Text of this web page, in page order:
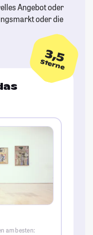
Angebot oder
oder die
3,5
Sterne
am besten: